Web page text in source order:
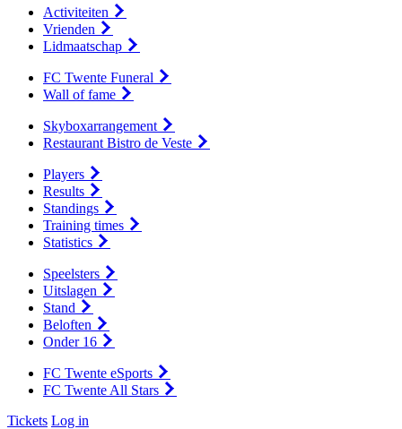
Activiteiten
Vrienden
Lidmaatschap
FC Twente Funeral
Wall of fame
Skyboxarrangement
Restaurant Bistro de Veste
Players
Results
Standings
Training times
Statistics
Speelsters
Uitslagen
Stand
Beloften
Onder 16
FC Twente eSports
FC Twente All Stars
Tickets Log in